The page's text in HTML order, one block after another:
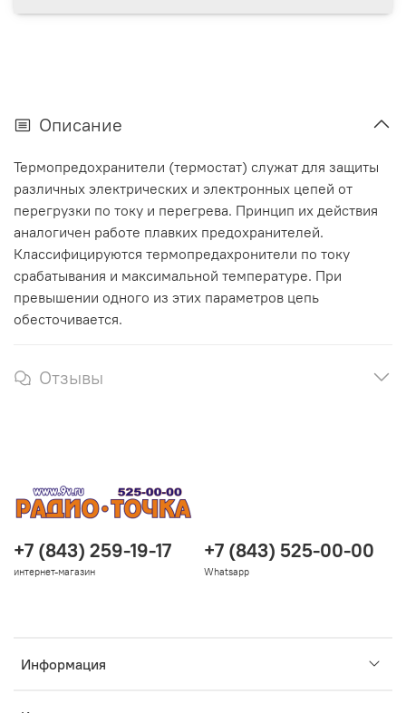
Описание
Термопредохранители (термостат) служат для защиты
различных электрических и электронных цепей от
перегрузки по току и перегрева. Принцип их действия
аналогичен работе плавких предохранителей.
Классифицируются термопредахронители по току
срабатывания и максимальной температуре. При
превышении одного из этих параметров цепь
обесточивается.
Отзывы
Информация
+7 (843) 259-19-17
интернет-магазин
+7 (843) 525-00-00
Whatsapp